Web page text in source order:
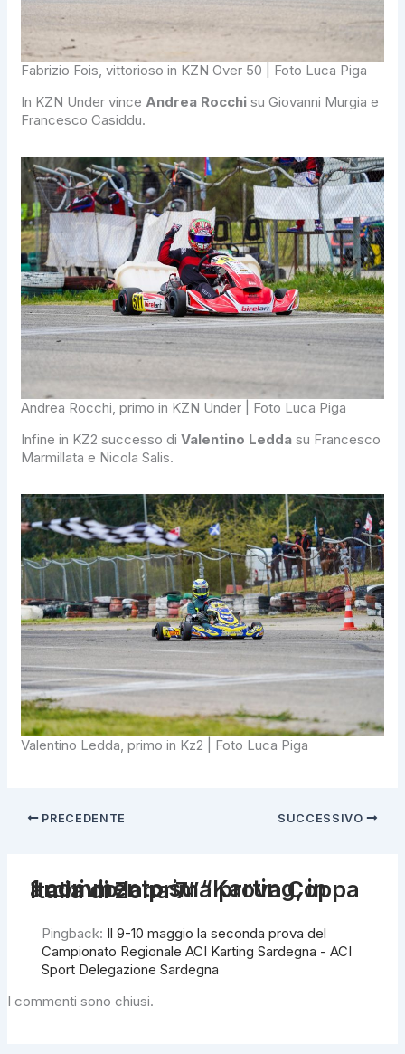
Fabrizio Fois, vittorioso in KZN Over 50 | Foto Luca Piga
In KZN Under vince Andrea Rocchisu Giovanni Murgia e
Francesco Casiddu.
Andrea Rocchi, primo in KZN Under | Foto Luca Piga
Infine in KZ2 successo diValentino Leddasu Francesco
Marmillata e Nicola Salis.
Valentino Ledda, primo in Kz2 | Foto Luca Piga
PRECEDENTE SUCCESSIVO
1 commento su “Karting, in archivio la prima prova Coppa Italia di Zona 7”
Pingback: Il 9-10 maggio la seconda prova del
Campionato Regionale ACI Karting Sardegna - ACI
Sport Delegazione Sardegna
I commenti sono chiusi.